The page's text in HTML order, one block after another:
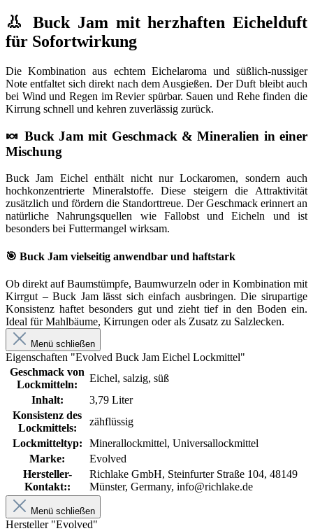
👃 Buck Jam mit herzhaften Eichelduft
für Sofortwirkung
Die Kombination aus echtem Eichelaroma und süßlich-nussiger
Note entfaltet sich direkt nach dem Ausgießen. Der Duft bleibt auch
bei Wind und Regen im Revier spürbar. Sauen und Rehe finden die
Kirrung schnell und kehren zuverlässig zurück.
🍬 Buck Jam mit Geschmack & Mineralien in einer
Mischung
Buck Jam Eichel enthält nicht nur Lockaromen, sondern auch
hochkonzentrierte Mineralstoffe. Diese steigern die Attraktivität
zusätzlich und fördern die Standorttreue. Der Geschmack erinnert an
natürliche Nahrungsquellen wie Fallobst und Eicheln und ist
besonders bei Futtermangel wirksam.
🎯 Buck Jam vielseitig anwendbar und haftstark
Ob direkt auf Baumstümpfe, Baumwurzeln oder in Kombination mit
Kirrgut – Buck Jam lässt sich einfach ausbringen. Die sirupartige
Konsistenz haftet besonders gut und zieht tief in den Boden ein.
Ideal für Mahlbäume, Kirrungen oder als Zusatz zu Salzlecken.
Menü schließen
Eigenschaften "Evolved Buck Jam Eichel Lockmittel"
Geschmack von
Lockmitteln:
Eichel, salzig, süß
Inhalt:
3,79 Liter
Konsistenz des
Lockmittels:
zähflüssig
Lockmitteltyp:
Minerallockmittel, Universallockmittel
Marke:
Evolved
Hersteller-
Kontakt::
Richlake GmbH, Steinfurter Straße 104, 48149
Münster, Germany, info@richlake.de
Menü schließen
Hersteller "Evolved"